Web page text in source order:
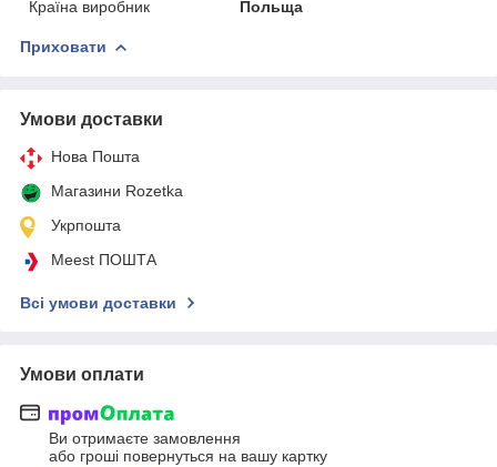
Країна виробник
Польща
Приховати
Умови доставки
Нова Пошта
Магазини Rozetka
Укрпошта
Meest ПОШТА
Всі умови доставки
Умови оплати
Ви отримаєте замовлення
або гроші повернуться на вашу картку